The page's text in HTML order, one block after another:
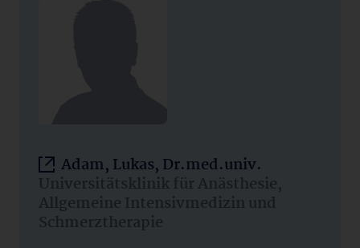
Adam, Lukas, Dr.med.univ.
Universitätsklinik für Anästhesie,
Allgemeine Intensivmedizin und
Schmerztherapie